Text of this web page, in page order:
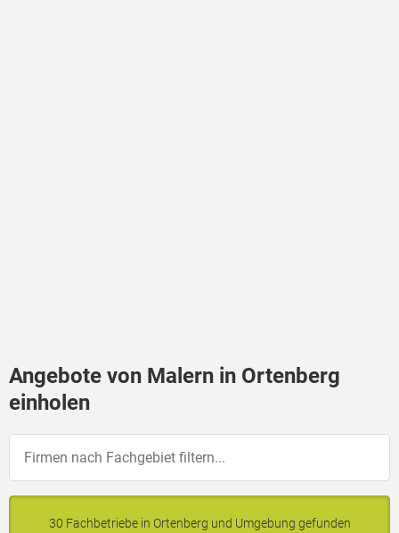
Angebote von Malern in Ortenberg
einholen
30 Fachbetriebe in Ortenberg und Umgebung gefunden